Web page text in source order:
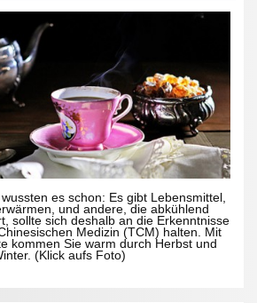
es schon: Es gibt Lebensmittel,
und andere, die abkühlend
sollte sich deshalb an die Erkenntnisse
Medizin (TCM) halten. Mit
kommen Sie warm durch Herbst und
(Klick aufs Foto)